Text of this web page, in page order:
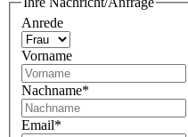
Anrede
Vorname
Nachname*
Email*